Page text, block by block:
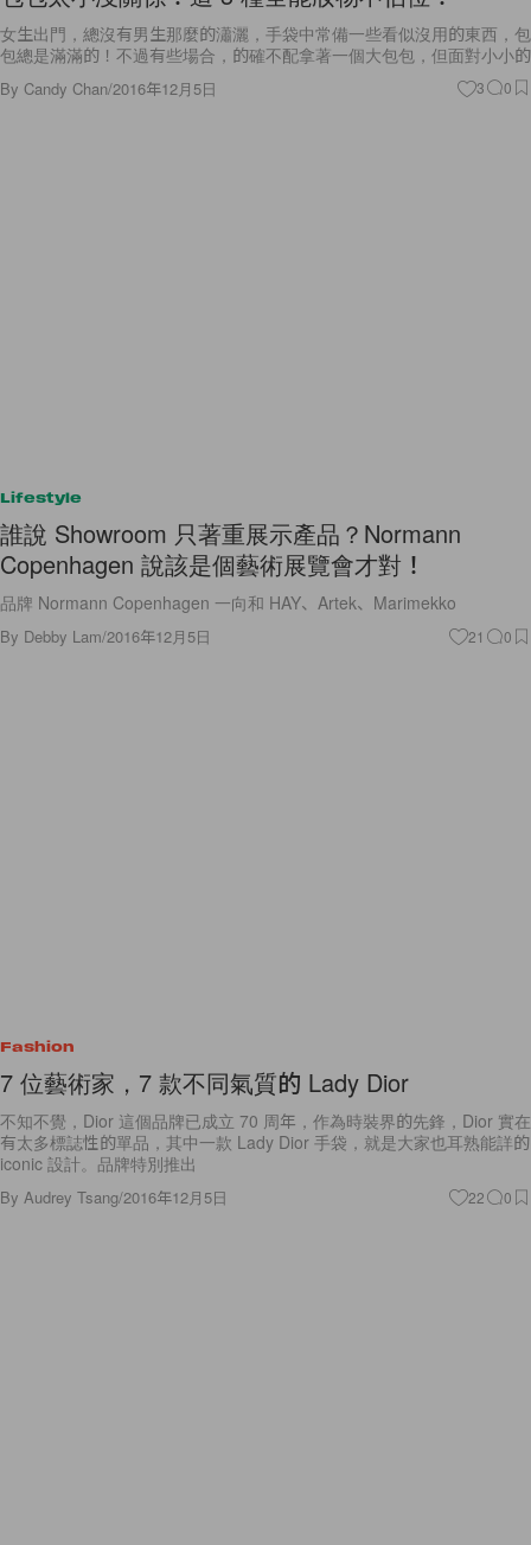
女生出門，總沒有男生那麼的瀟灑，手袋中常備一些看似沒用的東西，包
包總是滿滿的！不過有些場合，的確不配拿著一個大包包，但面對小小的
By Candy Chan/2016年12月5日 3 0
Lifestyle
誰說 Showroom 只著重展示產品？Normann
Copenhagen 說該是個藝術展覽會才對！
品牌 Normann Copenhagen 一向和 HAY、Artek、Marimekko
By Debby Lam/2016年12月5日 21 0
Fashion
7 位藝術家，7 款不同氣質的 Lady Dior
不知不覺，Dior 這個品牌已成立 70 周年，作為時裝界的先鋒，Dior 實在
有太多標誌性的單品，其中一款 Lady Dior 手袋，就是大家也耳熟能詳的
iconic 設計。品牌特別推出
By Audrey Tsang/2016年12月5日 22 0